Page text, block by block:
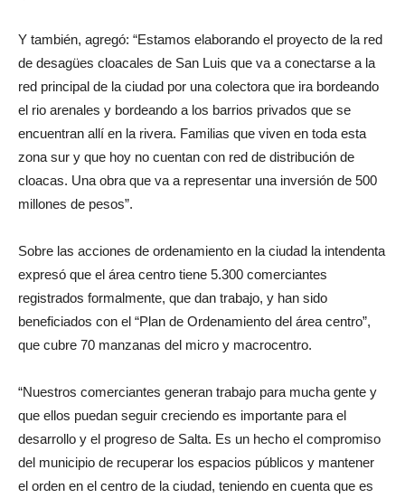
Y también, agregó: “Estamos elaborando el proyecto de la red
de desagües cloacales de San Luis que va a conectarse a la
red principal de la ciudad por una colectora que ira bordeando
el rio arenales y bordeando a los barrios privados que se
encuentran allí en la rivera. Familias que viven en toda esta
zona sur y que hoy no cuentan con red de distribución de
cloacas. Una obra que va a representar una inversión de 500
millones de pesos”.
Sobre las acciones de ordenamiento en la ciudad la intendenta
expresó que el área centro tiene 5.300 comerciantes
registrados formalmente, que dan trabajo, y han sido
beneficiados con el “Plan de Ordenamiento del área centro”,
que cubre 70 manzanas del micro y macrocentro.
“Nuestros comerciantes generan trabajo para mucha gente y
que ellos puedan seguir creciendo es importante para el
desarrollo y el progreso de Salta. Es un hecho el compromiso
del municipio de recuperar los espacios públicos y mantener
el orden en el centro de la ciudad, teniendo en cuenta que es